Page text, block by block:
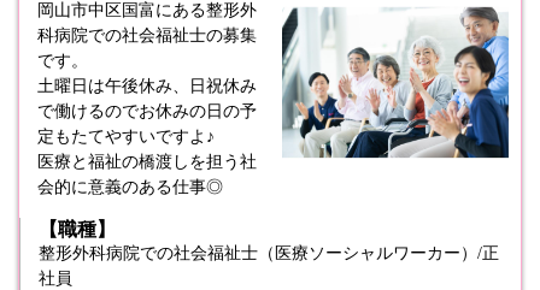
岡山市中区国富にある整形外
科病院での社会福祉士の募集
です。
土曜日は午後休み、日祝休み
で働けるのでお休みの日の予
定もたてやすいですよ♪
医療と福祉の橋渡しを担う社
会的に意義のある仕事◎
【職種】
整形外科病院での社会福祉士（医療ソーシャルワーカー）/正
社員